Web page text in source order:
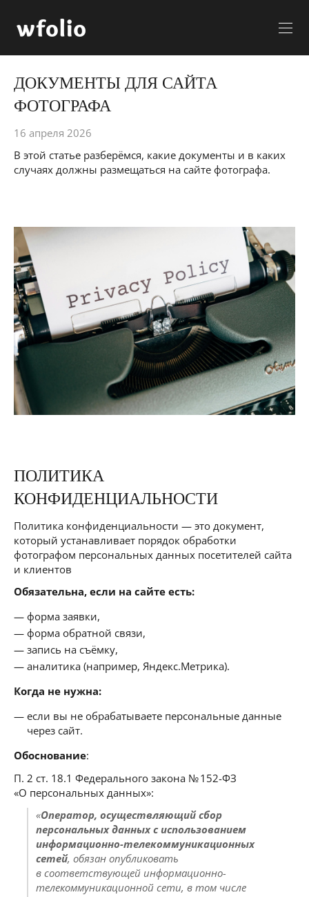
ДОКУМЕНТЫ ДЛЯ САЙТА
ФОТОГРАФА
16 апреля 2026
В этой статье разберёмся, какие документы и в каких
случаях должны размещаться на сайте фотографа.
ПОЛИТИКА
КОНФИДЕНЦИАЛЬНОСТИ
Политика конфиденциальности — это документ,
который устанавливает порядок обработки
фотографом персональных данных посетителей сайта
и клиентов
Обязательна, если на сайте есть:
форма заявки,
форма обратной связи,
запись на съёмку,
аналитика (например, Яндекс.Метрика).
Когда не нужна:
если вы не обрабатываете персональные данные
через сайт.
Обоснование:
П. 2 ст. 18.1 Федерального закона № 152-ФЗ
«О персональных данных»:
«Оператор, осуществляющий сбор
персональных данных с использованием
информационно-телекоммуникационных
сетей, обязан опубликовать
в соответствующей информационно-
телекоммуникационной сети, в том числе